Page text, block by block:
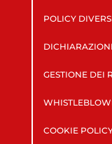
POLICY
GESTIONE DEI
COOKIE